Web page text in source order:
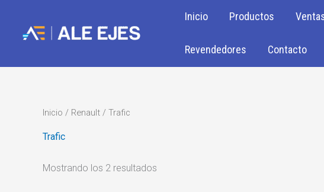
contenido
Inicio Productos
Revendedores Contacto
Inicio / Renault / Trafic
Trafic
Mostrando los 2 resultados